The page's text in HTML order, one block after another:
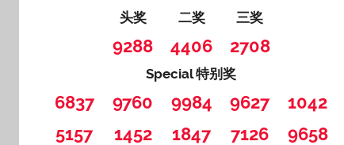
头奖
二奖 三奖
9288 4406 2708
Special 特别奖
6837 9760 9984 9627
1042
5157
1452 1847 7126
9658